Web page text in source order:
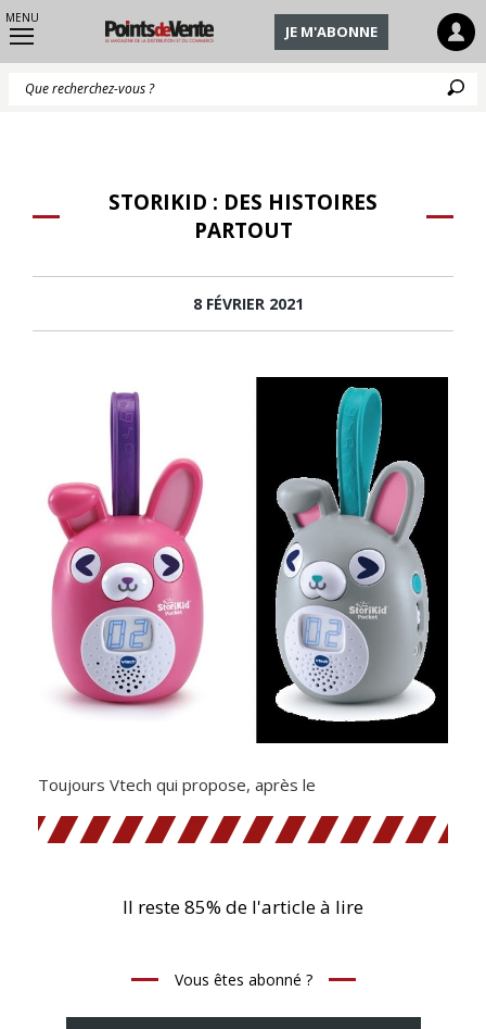
MENU
JE M'ABONNE
STORIKID : DES HISTOIRES
PARTOUT
8 FÉVRIER 2021
Toujours Vtech qui propose, après le
Il reste 85% de l'article à lire
Vous êtes abonné ?